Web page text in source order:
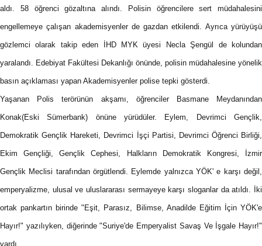
aldı. 58 öğrenci gözaltına alındı. Polisin öğrencilere sert müdahalesini
engellemeye çalışan akademisyenler de gazdan etkilendi. Ayrıca yürüyüşü
gözlemci olarak takip eden İHD MYK üyesi Necla Şengül de kolundan
yaralandı. Edebiyat Fakültesi Dekanlığı önünde, polisin müdahalesine yönelik
basın açıklaması yapan Akademisyenler polise tepki gösterdi.
Yaşanan Polis terörünün akşamı, öğrenciler Basmane Meydanından
Konak(Eski Sümerbank) önüne yürüdüler. Eylem, Devrimci Gençlik,
Demokratik Gençlik Hareketi, Devrimci İşçi Partisi, Devrimci Öğrenci Birliği,
Ekim Gençliği, Gençlik Cephesi, Halkların Demokratik Kongresi, İzmir
Gençlik Meclisi tarafından örgütlendi. Eylemde yalnızca YÖK' e karşı değil,
emperyalizme, ulusal ve uluslararası sermayeye karşı sloganlar da atıldı. İki
ortak pankartın birinde "Eşit, Parasız, Bilimse, Anadilde Eğitim İçin YÖK'e
Hayır!" yazılıyken, diğerinde "Suriye'de Emperyalist Savaş Ve İşgale Hayır!"
vardı.